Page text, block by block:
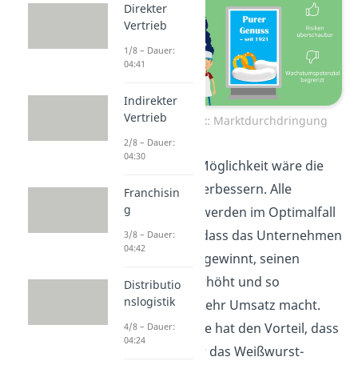
Ansoff-Matrix: Marktdurchdringung
Eine weitere Möglichkeit wäre die
Rezeptur zu verbessern. Alle
Maßnahmen werden im Optimalfall
dazu führen, dass das Unternehmen
neue Kunden gewinnt, seinen
Marktanteil erhöht und so
letztendlich mehr Umsatz macht.
Diese Strategie hat den Vorteil, dass
die Risiken für das Weißwurst-
Direkter
Vertrieb
1/8 – Dauer:
04:41
Indirekter
Vertrieb
2/8 – Dauer:
04:30
Franchisin
g
3/8 – Dauer:
04:42
Distributio
nslogistik
4/8 – Dauer:
04:24